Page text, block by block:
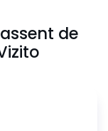
de